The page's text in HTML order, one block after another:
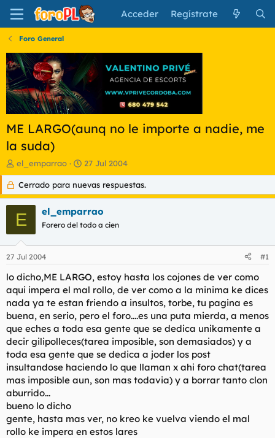
Acceder Regístrate
Foro General
ME LARGO(aunq no le importe a nadie, me
la suda)
I
n
c
i
a
d
o
d
t
e
m
a
el_emparrao
F
e
c
h
d
e
i
c
o
27 Jul 2004
Cerrado para nuevas respuestas.
E el_emparrao
Forero del todo a cien
27 Jul 2004 #1
lo dicho,ME LARGO, estoy hasta los cojones de ver como
aqui impera el mal rollo, de ver como a la minima ke dices
nada ya te estan friendo a insultos, torbe, tu pagina es
buena, en serio, pero el foro....es una puta mierda, a menos
que eches a toda esa gente que se dedica unikamente a
decir gilipolleces(tarea imposible, son demasiados) y a
toda esa gente que se dedica a joder los post
insultandose haciendo lo que llaman x ahi foro chat(tarea
mas imposible aun, son mas todavia) y a borrar tanto clon
aburrido...
bueno lo dicho
gente, hasta mas ver, no kreo ke vuelva viendo el mal
rollo ke impera en estos lares